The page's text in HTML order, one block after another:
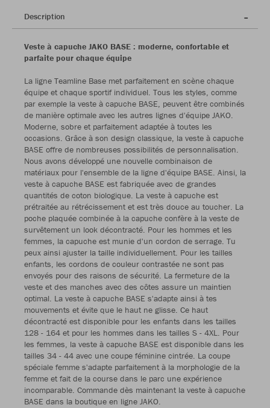
Description
Veste à capuche JAKO BASE : moderne, confortable et
parfaite pour chaque équipe
La ligne Teamline Base met parfaitement en scène chaque
équipe et chaque sportif individuel. Tous les styles, comme
par exemple la veste à capuche BASE, peuvent être combinés
de manière optimale avec les autres lignes d'équipe JAKO.
Moderne, sobre et parfaitement adaptée à toutes les
occasions. Grâce à son design classique, la veste à capuche
BASE offre de nombreuses possibilités de personnalisation.
Nous avons développé une nouvelle combinaison de
matériaux pour l'ensemble de la ligne d'équipe BASE. Ainsi, la
veste à capuche BASE est fabriquée avec de grandes
quantités de coton biologique. La veste à capuche est
prétraitée au rétrécissement et est très douce au toucher. La
poche plaquée combinée à la capuche confère à la veste de
survêtement un look décontracté. Pour les hommes et les
femmes, la capuche est munie d'un cordon de serrage. Tu
peux ainsi ajuster la taille individuellement. Pour les tailles
enfants, les cordons de couleur contrastée ne sont pas
envoyés pour des raisons de sécurité. La fermeture de la
veste et des manches avec des côtes assure un maintien
optimal. La veste à capuche BASE s'adapte ainsi à tes
mouvements et évite que le haut ne glisse. Ce haut
décontracté est disponible pour les enfants dans les tailles
128 - 164 et pour les hommes dans les tailles S - 4XL. Pour
les femmes, la veste à capuche BASE est disponible dans les
tailles 34 - 44 avec une coupe féminine cintrée. La coupe
spéciale femme s'adapte parfaitement à la morphologie de la
femme et fait de la course dans le parc une expérience
incomparable. Commande dès maintenant la veste à capuche
BASE dans la boutique en ligne JAKO.